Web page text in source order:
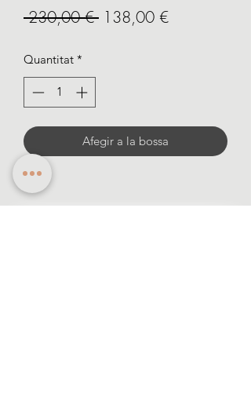
230,00 € Preu
138,00 €Preu
Quantitat *
Afegir a la bossa